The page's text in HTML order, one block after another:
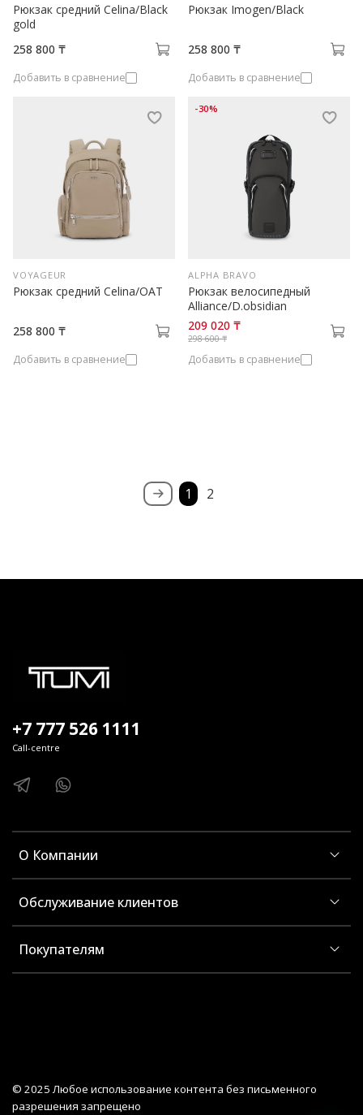
Рюкзак средний Celina/Black
gold
258 800 ₸
Добавить в сравнение
Рюкзак Imogen/Black
258 800 ₸
Добавить в сравнение
VOYAGEUR
Рюкзак средний Celina/OAT
258 800 ₸
Добавить в сравнение
-30%
ALPHA BRAVO
Рюкзак велосипедный
Alliance/D.obsidian
209 020 ₸
298 600 ₸
Добавить в сравнение
1 2
О Компании
Обслуживание клиентов
Покупателям
+7 777 526 1111
Call-centre
© 2025 Любое использование контента без письменного
разрешения запрещено